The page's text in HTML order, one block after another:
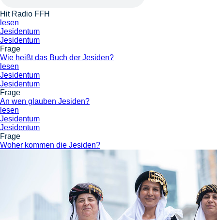
Hit Radio FFH
lesen
Jesidentum
Jesidentum
Frage
Wie heißt das Buch der Jesiden?
lesen
Jesidentum
Jesidentum
Frage
An wen glauben Jesiden?
lesen
Jesidentum
Jesidentum
Frage
Woher kommen die Jesiden?